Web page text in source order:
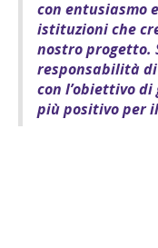
con entusiasmo
istituzioni che
nostro progetto.
responsabilità
con l’obiettivo
più positivo per